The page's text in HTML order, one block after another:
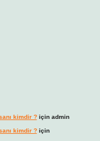
kimdir ?için admin
kimdir ?için